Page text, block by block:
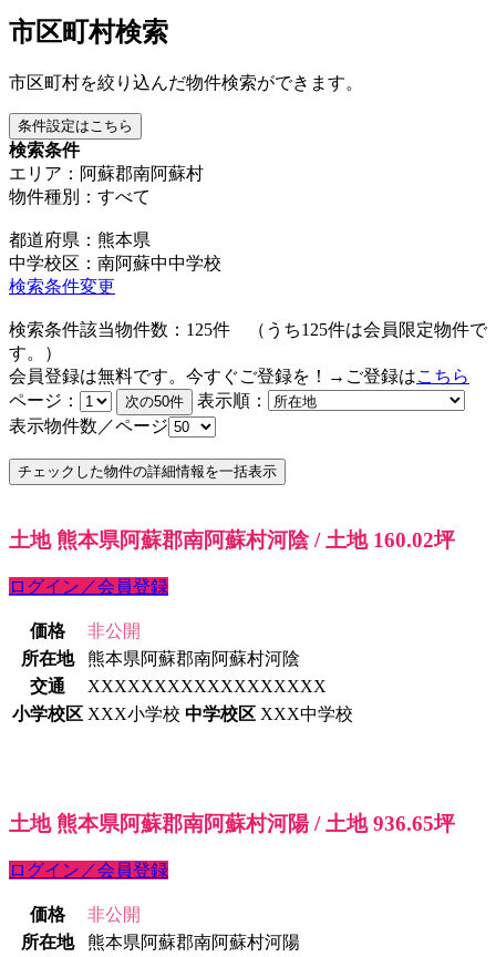
市区町村検索
市区町村を絞り込んだ物件検索ができます。
条件設定はこちら
検索条件
エリア：阿蘇郡南阿蘇村
物件種別：すべて
都道府県：熊本県
中学校区：南阿蘇中中学校
検索条件変更
検索条件該当物件数： 125件 （うち125件は会員限定物件で
す。）
会員登録は無料です。今すぐご登録を！→ご登録はこちら
ページ：
表示順：
表示物件数／ページ
土地 熊本県阿蘇郡南阿蘇村河陰 / 土地 160.02坪
ログイン／会員登録
価格
非公開
所在地
熊本県阿蘇郡南阿蘇村河陰
交通
XXXXXXXXXXXXXXXXXX
小学校区 XXX小学校 中学校区 XXX中学校
土地 熊本県阿蘇郡南阿蘇村河陽 / 土地 936.65坪
ログイン／会員登録
価格
非公開
所在地
熊本県阿蘇郡南阿蘇村河陽